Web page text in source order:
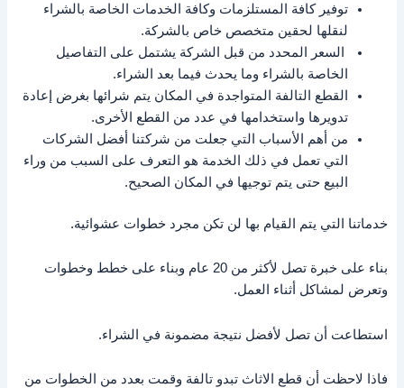
توفير كافة المستلزمات وكافة الخدمات الخاصة بالشراء
لنقلها لحقين متخصص خاص بالشركة.
السعر المحدد من قبل الشركة يشتمل على التفاصيل
الخاصة بالشراء وما يحدث فيما بعد الشراء.
القطع التالفة المتواجدة في المكان يتم شرائها بغرض إعادة
تدويرها واستخدامها في عدد من القطع الأخرى.
من أهم الأسباب التي جعلت من شركتنا أفضل الشركات
التي تعمل في ذلك الخدمة هو التعرف على السبب من وراء
البيع حتى يتم توجيها في المكان الصحيح.
خدماتنا التي يتم القيام بها لن تكن مجرد خطوات عشوائية.
بناء على خبرة تصل لأكثر من 20 عام وبناء على خطط وخطوات
وتعرض لمشاكل أثناء العمل.
استطاعت أن تصل لأفضل نتيجة مضمونة في الشراء.
فاذا لاحظت أن قطع الاثاث تبدو تالفة وقمت بعدد من الخطوات من